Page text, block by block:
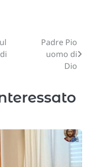
Padre Pio
uomo di
Dio